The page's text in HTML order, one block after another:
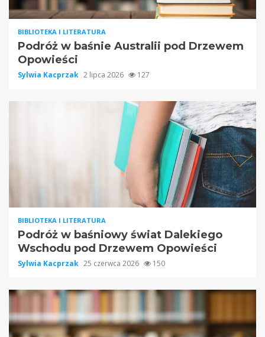
BIBLIOTEKA I LITERATURA
Podróż w baśnie Australii pod Drzewem
Opowieści
Sylwia Kacprzak 2 lipca 2026 127
BIBLIOTEKA I LITERATURA
Podróż w baśniowy świat Dalekiego
Wschodu pod Drzewem Opowieści
Sylwia Kacprzak 25 czerwca 2026 150